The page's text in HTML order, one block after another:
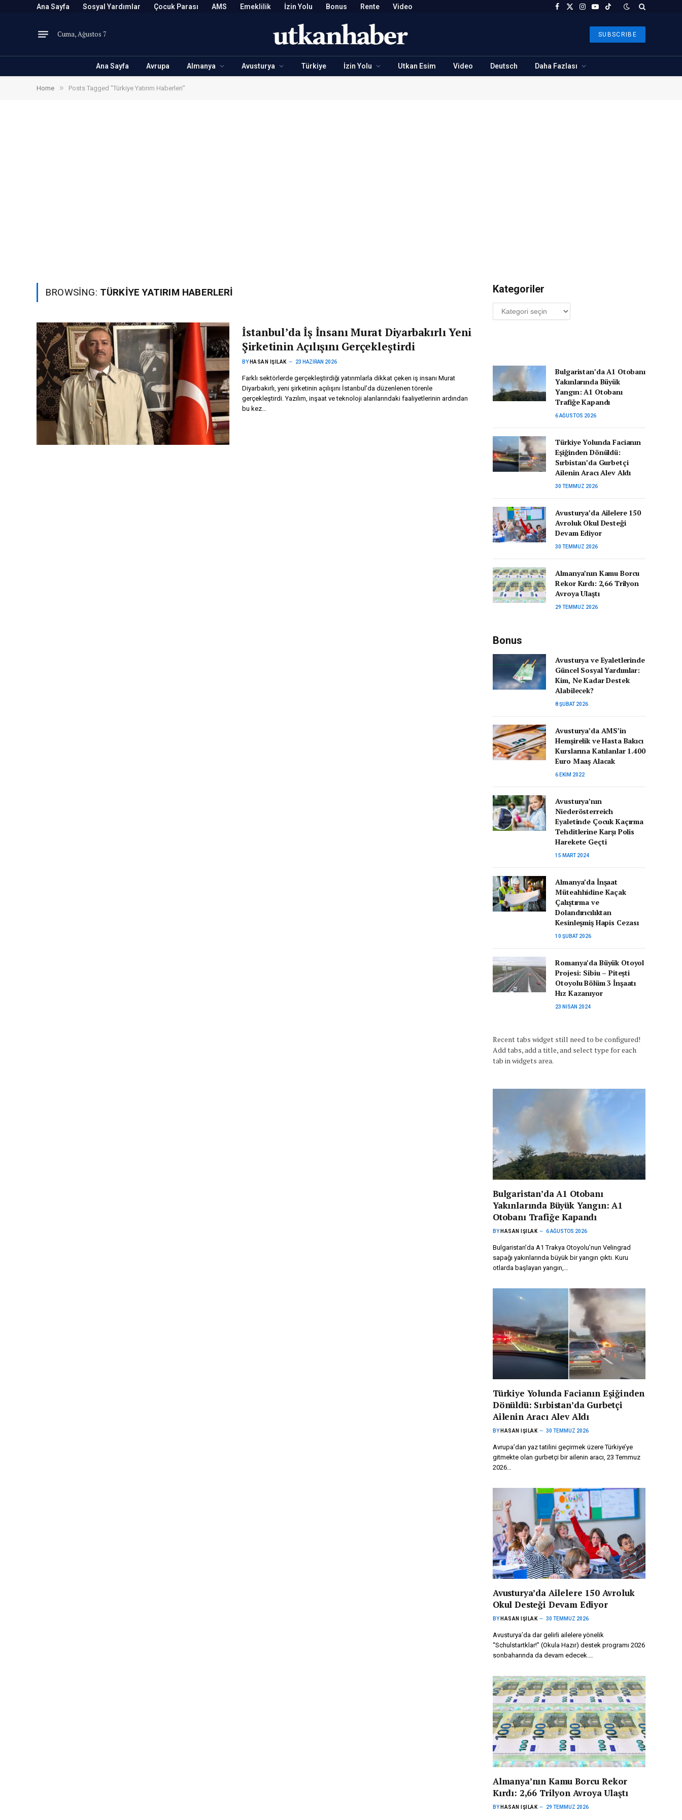
Ana Sayfa Sosyal Yardımlar Çocuk Parası AMS Emeklilik İzin Yolu Bonus Rente Video Facebook
X
Instagram
YouTubeTikTok
Cuma, Ağustos 7 SUBSCRIBE
Ana Sayfa Avrupa Almanya Avusturya Türkiye İzin Yolu Utkan Esim Video Deutsch Daha Fazlası
Home » Posts Tagged "Türkiye Yatırım Haberleri"
BROWSING: TÜRKIYE YATIRIM HABERLERI
İstanbul’da İş İnsanı Murat Diyarbakırlı Yeni
Şirketinin Açılışını Gerçekleştirdi
BY HASAN IŞILAK 23 HAZIRAN 2026
Farklı sektörlerde gerçekleştirdiği yatırımlarla dikkat çeken iş insanı Murat
Diyarbakırlı, yeni şirketinin açılışını İstanbul’da düzenlenen törenle
gerçekleştirdi. Yazılım, inşaat ve teknoloji alanlarındaki faaliyetlerinin ardından
bu kez…
Kategoriler
Kategoriler
Bulgaristan’da A1 Otobanı
Yakınlarında Büyük
Yangın: A1 Otobanı
Trafiğe Kapandı
6 AĞUSTOS 2026
Türkiye Yolunda Facianın
Eşiğinden Dönüldü:
Sırbistan’da Gurbetçi
Ailenin Aracı Alev Aldı
30 TEMMUZ 2026
Avusturya’da Ailelere 150
Avroluk Okul Desteği
Devam Ediyor
30 TEMMUZ 2026
Almanya’nın Kamu Borcu
Rekor Kırdı: 2,66 Trilyon
Avroya Ulaştı
29 TEMMUZ 2026
Bonus
Avusturya ve Eyaletlerinde
Güncel Sosyal Yardımlar:
Kim, Ne Kadar Destek
Alabilecek?
8 ŞUBAT 2026
Avusturya’da AMS’in
Hemşirelik ve Hasta Bakıcı
Kurslarına Katılanlar 1.400
Euro Maaş Alacak
6 EKIM 2022
Avusturya’nın
Niederösterreich
Eyaletinde Çocuk Kaçırma
Tehditlerine Karşı Polis
Harekete Geçti
15 MART 2024
Almanya’da İnşaat
Müteahhidine Kaçak
Çalıştırma ve
Dolandırıcılıktan
Kesinleşmiş Hapis Cezası
10 ŞUBAT 2026
Romanya’da Büyük Otoyol
Projesi: Sibiu – Pitești
Otoyolu Bölüm 3 İnşaatı
Hız Kazanıyor
23 NISAN 2024
Recent tabs widget still need to be configured!
Add tabs, add a title, and select type for each
tab in widgets area.
Bulgaristan’da A1 Otobanı
Yakınlarında Büyük Yangın: A1
Otobanı Trafiğe Kapandı
BY HASAN IŞILAK 6 AĞUSTOS 2026
Bulgaristan’da A1 Trakya Otoyolu’nun Velingrad
sapağı yakınlarında büyük bir yangın çıktı. Kuru
otlarda başlayan yangın,…
Türkiye Yolunda Facianın Eşiğinden
Dönüldü: Sırbistan’da Gurbetçi
Ailenin Aracı Alev Aldı
BY HASAN IŞILAK 30 TEMMUZ 2026
Avrupa’dan yaz tatilini geçirmek üzere Türkiye’ye
gitmekte olan gurbetçi bir ailenin aracı, 23 Temmuz
2026…
Avusturya’da Ailelere 150 Avroluk
Okul Desteği Devam Ediyor
BY HASAN IŞILAK 30 TEMMUZ 2026
Avusturya’da dar gelirli ailelere yönelik
“Schulstartklar!” (Okula Hazır) destek programı 2026
sonbaharında da devam edecek.…
Almanya’nın Kamu Borcu Rekor
Kırdı: 2,66 Trilyon Avroya Ulaştı
BY HASAN IŞILAK 29 TEMMUZ 2026